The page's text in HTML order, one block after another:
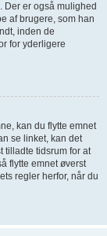
er også mulighed
af brugere, som han
inden de
for yderligere
kan du flytte emnet
se linket, kan det
tilladte tidsrum for at
flytte emnet øverst
regler herfor, når du